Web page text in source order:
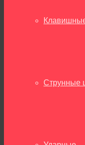
Струнные